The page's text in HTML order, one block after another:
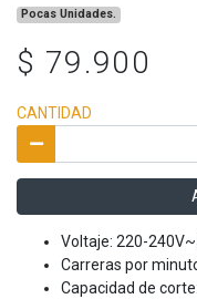
Pocas Unidades.
$ 79.900
CANTIDAD
Voltaje: 220-
Carreras por
Capacidad de